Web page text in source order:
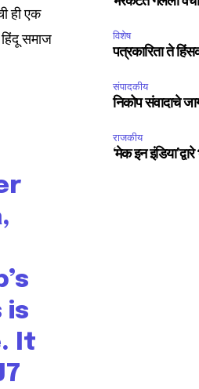
read and accept the
ही एक
समाज
is
It
विशेष
पत्रकारिता ते
संपादकीय
निकोप संवादाचे
राजकीय
‘मेक इन